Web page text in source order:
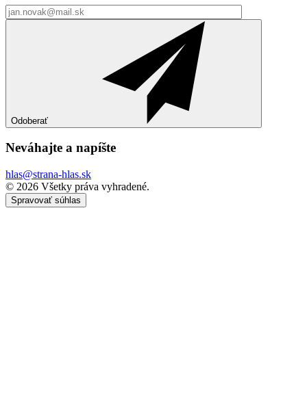
Odoberať
Neváhajte a napíšte
hlas@strana-hlas.sk
©️ 2026 Všetky práva vyhradené.
Spravovať súhlas